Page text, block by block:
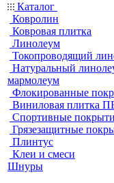
Каталог
Ковролин
Ковровая плитка
Линолеум
Токопроводящий
Натуральный
мармолеум
Флокированные
Виниловая плитка
Спортивные
Грязезащитные
Плинтус
Клеи и смеси
Шнуры